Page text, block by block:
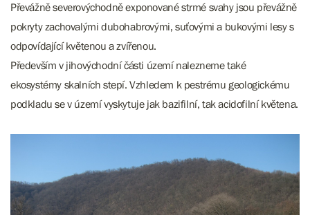
Převážně severovýchodně exponované strmé svahy jsou převážně
pokryty zachovalými dubohabrovými, suťovými a bukovými lesy s
odpovídající květenou a zvířenou.
Především v jihovýchodní části území nalezneme také
ekosystémy skalních stepí. Vzhledem k pestrému geologickému
podkladu se v území vyskytuje jak bazifilní, tak acidofilní květena.